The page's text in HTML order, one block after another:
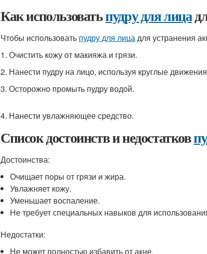
Как использоватьпудру для лица
Чтобы использовать пудру для лицадля устранения
1. Очистить кожу от макияжа и грязи.
2. Нанести пудру на лицо, используя круглые
3. Осторожно промыть пудру водой.
4. Нанести увлажняющее средство.
Список достоинств и недостатков
Достоинства:
Очищает поры от грязи и жира.
Увлажняет кожу.
Уменьшает воспаление.
Не требует специальных навыков для
Недостатки:
Не может полностью избавить от акне.